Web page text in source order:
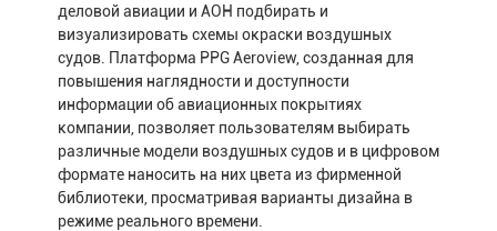
деловой авиации и АОН подбирать и
визуализировать схемы окраски воздушных
судов. Платформа PPG Aeroview, созданная для
повышения наглядности и доступности
информации об авиационных покрытиях
компании, позволяет пользователям выбирать
различные модели воздушных судов и в цифровом
формате наносить на них цвета из фирменной
библиотеки, просматривая варианты дизайна в
режиме реального времени.